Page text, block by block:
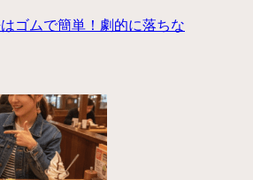
ゴムで簡単！劇的に落ちな